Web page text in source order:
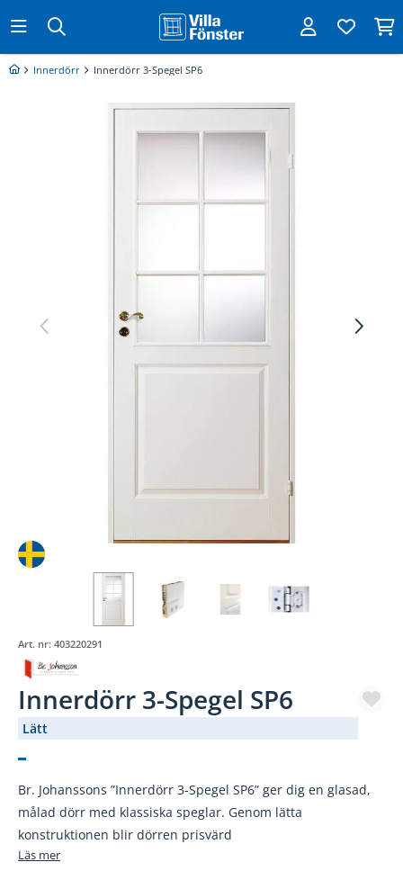
Innerdörr Innerdörr 3-Spegel SP6
Art. nr: 403220291
Innerdörr 3-Spegel SP6
Lätt
Br. Johanssons ”Innerdörr 3-Spegel SP6” ger dig en glasad,
målad dörr med klassiska speglar. Genom lätta
konstruktionen blir dörren prisvärd
Läs mer